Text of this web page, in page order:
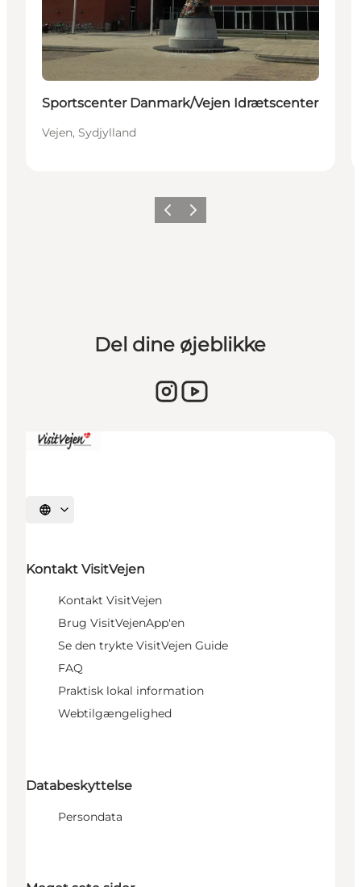
Sportscenter Danmark/Vejen Idrætscenter
Vejen, Sydjylland
Forrige billede
Næste billede
Del dine øjeblikke
Vælg sprog
Kontakt VisitVejen
Kontakt VisitVejen
Brug VisitVejenApp'en
Se den trykte VisitVejen Guide
FAQ
Praktisk lokal information
Webtilgængelighed
Databeskyttelse
Persondata